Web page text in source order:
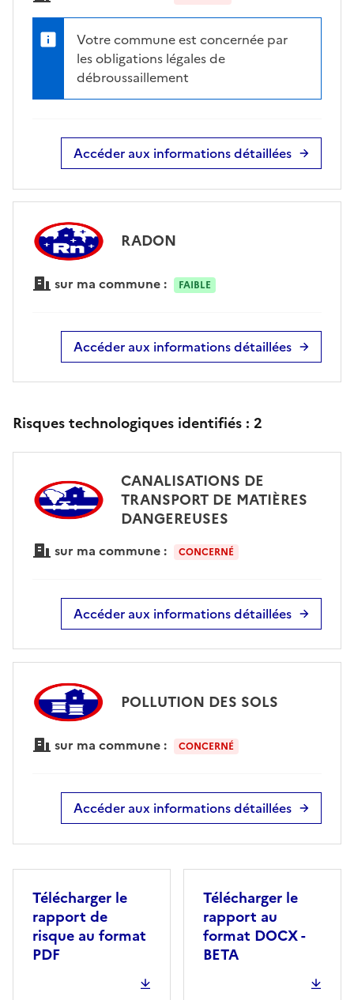
Votre commune est concernée par
les obligations légales de
débroussaillement
Accéder aux informations détaillées
RADON
sur ma commune : FAIBLE
Accéder aux informations détaillées
Risques technologiques identifiés : 2
CANALISATIONS DE
TRANSPORT DE MATIÈRES
DANGEREUSES
sur ma commune : CONCERNÉ
Accéder aux informations détaillées
POLLUTION DES SOLS
sur ma commune : CONCERNÉ
Accéder aux informations détaillées
Télécharger le
rapport de
risque au format
PDF
Télécharger le
rapport au
format DOCX -
BETA